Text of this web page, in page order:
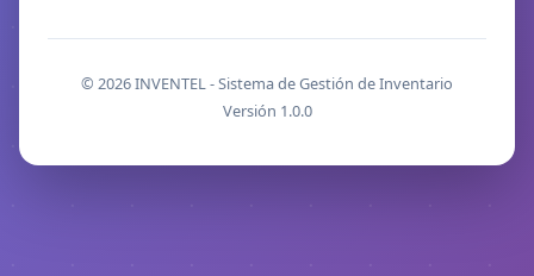
© 2026 INVENTEL - Sistema de Gestión de Inventario
Versión 1.0.0